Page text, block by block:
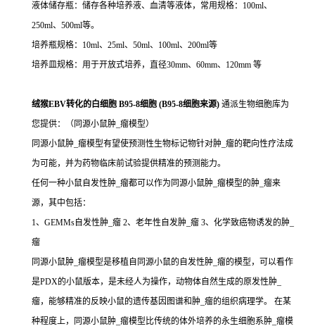
液体储存瓶：储存各种培养液、血清等液体，常用规格：100ml、
250ml、500ml等。
培养瓶规格：10ml、25ml、50ml、100ml、200ml等
培养皿规格：用于开放式培养，直径30mm、60mm、120mm 等
绒猴EBV转化的白细胞 B95-8细胞 (B95-8细胞来源) 通派生物细胞库为
您提供：（同源小鼠肿_瘤模型）
同源小鼠肿_瘤模型有望使预测性生物标记物针对肿_瘤的靶向性疗法成
为可能，并为药物临床前试验提供精准的预测能力。
任何一种小鼠自发性肿_瘤都可以作为同源小鼠肿_瘤模型的肿_瘤来
源，其中包括：
1、GEMMs自发性肿_瘤 2、老年性自发肿_瘤 3、化学致癌物诱发的肿_
瘤
同源小鼠肿_瘤模型是移植自同源小鼠的自发性肿_瘤的模型，可以看作
是PDX的小鼠版本，是未经人为操作，动物体自然生成的原发性肿_
瘤，能够精准的反映小鼠的遗传基因图谱和肿_瘤的组织病理学。 在某
种程度上，同源小鼠肿_瘤模型比传统的体外培养的永生细胞系肿_瘤模